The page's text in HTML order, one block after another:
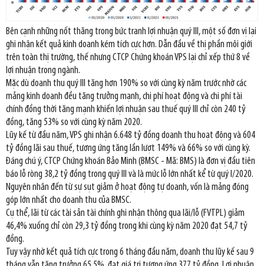
Bên cạnh những nốt thăng trong bức tranh lợi nhuận quý III, một số đơn vị lại
ghi nhận kết quả kinh doanh kém tích cực hơn. Dẫn đầu về thị phần môi giới
trên toàn thị trường, thế nhưng CTCP Chứng khoán VPS lại chỉ xếp thứ 8 về
lợi nhuận trong ngành.
Mặc dù doanh thu quý III tăng hơn 190% so với cùng kỳ năm trước nhờ các
mảng kinh doanh đều tăng trưởng mạnh, chi phí hoạt động và chi phí tài
chính đồng thời tăng mạnh khiến lợi nhuận sau thuế quý III chỉ còn 240 tỷ
đồng, tăng 53% so với cùng kỳ năm 2020.
Lũy kế từ đầu năm, VPS ghi nhận 6.648 tỷ đồng doanh thu hoạt động và 604
tỷ đồng lãi sau thuế, tương ứng tăng lần lượt 149% và 66% so với cùng kỳ.
Đáng chú ý, CTCP Chứng khoán Bảo Minh (BMSC - Mã: BMS) là đơn vị đầu tiên
báo lỗ ròng 38,2 tỷ đồng trong quý III và là mức lỗ lớn nhất kể từ quý I/2020.
Nguyên nhân đến từ sự sụt giảm ở hoạt động tự doanh, vốn là mảng đóng
góp lớn nhất cho doanh thu của BMSC.
Cụ thể, lãi từ các tài sản tài chính ghi nhận thông qua lãi/lỗ (FVTPL) giảm
46,4% xuống chỉ còn 29,3 tỷ đồng trong khi cùng kỳ năm 2020 đạt 54,7 tỷ
đồng.
Tuy vậy nhờ kết quả tích cực trong 6 tháng đầu năm, doanh thu lũy kế sau 9